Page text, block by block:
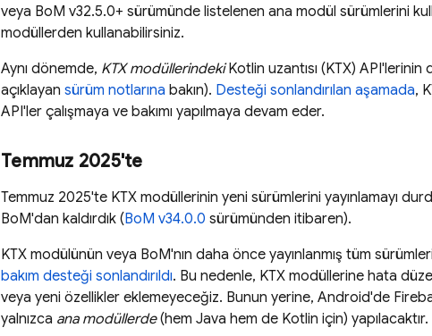
veya BoM v32.5.0+ sürümünde listelenen ana modül sürümlerini
modüllerden kullanabilirsiniz.
Aynı dönemde, KTX modüllerindekiKotlin uzantısı (KTX) API'lerinin
açıklayan sürüm notlarına bakın). Desteği sonlandırılan aşamada,
API'ler çalışmaya ve bakımı yapılmaya devam eder.
Temmuz 2025'te
Temmuz 2025'te KTX modüllerinin yeni sürümlerini yayınlamayı
BoM'dan kaldırdık (BoM v34.0.0 sürümünden itibaren).
KTX modülünün veya BoM'nın daha önce yayınlanmış tüm
bakım desteği sonlandırıldı. Bu nedenle, KTX modüllerine hata
veya yeni özellikler eklemeyeceğiz. Bunun yerine, Android'de
yalnızca ana modüllerde(hem Java hem de Kotlin için) yapılacaktır.